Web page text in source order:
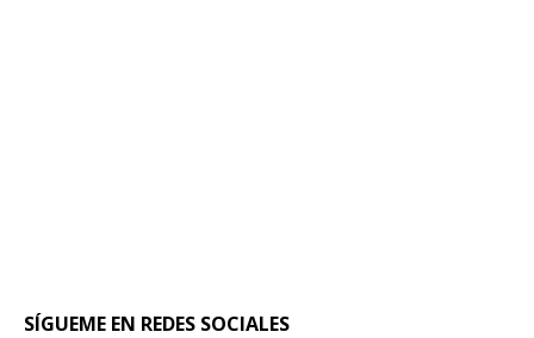
SÍGUEME EN REDES SOCIALES